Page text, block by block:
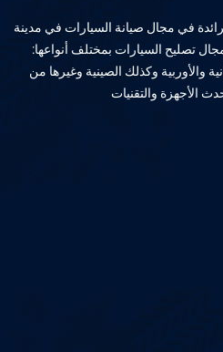
في مجال صيانة السيارات في مدينة
تصليح السيارات بمختلف أنواعها:
والأوربية وكذلك الصينية وغيرها من
الأجهزة والتقنيات